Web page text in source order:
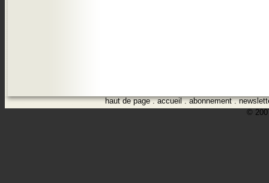
haut de page.accueil.abonnement.
©